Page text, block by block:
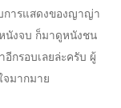
การแสดงของญาญ่า
นังจบ ก็มาดูหนังชน
กรอบเลยล่ะครับ ผู้
จมากมาย